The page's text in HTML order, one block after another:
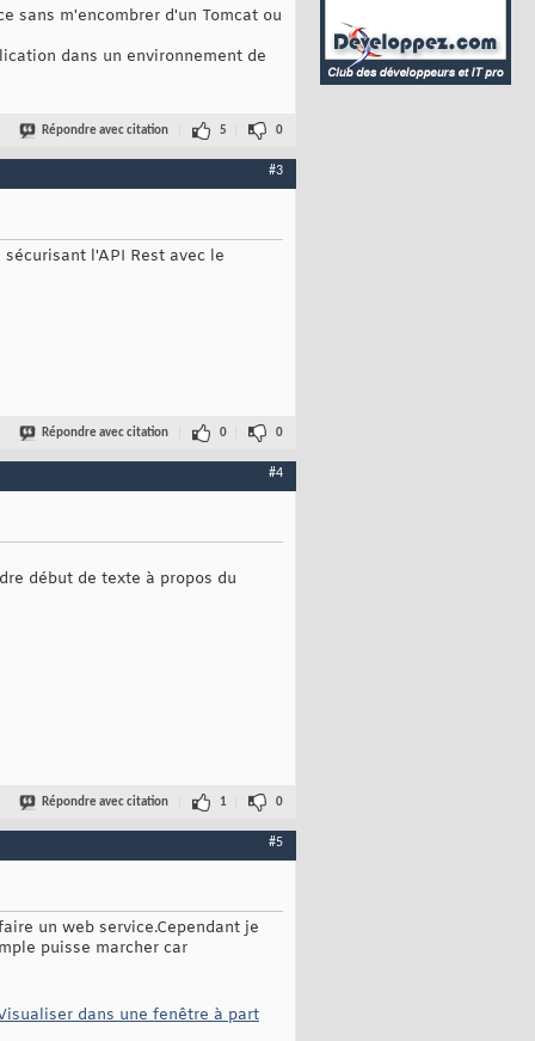
sans m'encombrer d'un Tomcat ou
dans un environnement de
Répondre avec citation 5 0
#3
l'API Rest avec le
Répondre avec citation 0 0
#4
début de texte à propos du
Répondre avec citation 1 0
#5
un web service.Cependant je
puisse marcher car
dans une fenêtre à part